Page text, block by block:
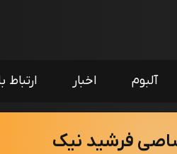
آلبوم اخبار ارتباط
فرشید نیک